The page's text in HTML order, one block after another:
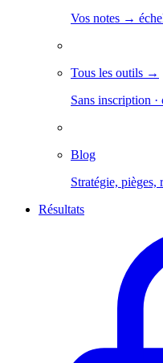
Vos notes →
Tous les outils →
Sans inscription
Blog
Stratégie, pièges,
Résultats